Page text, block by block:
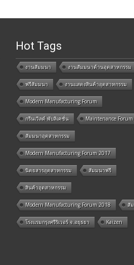
Hot Tags
งานสัมมนา งานสัมมนาด้านอุตสาหกรรม
ฟรีสัมมนา งานแสดงสินค้าอุตสาหกรรม
Modern Manufacturing Forum
กรีนเวิลด์ พับลิเคชั่น Maintenance Forum
สัมมนาอุตสาหกรรม
Modern Manufacturing Forum 2017
นิตยสารอุตสาหกรรม สัมมนาฟรี
สินค้าอุตสาหกรรม
Modern Manufacturing Forum 2018 สั
โรงแรมกรุงศรีริเวอร์ จ.อยุธยา Kaizen